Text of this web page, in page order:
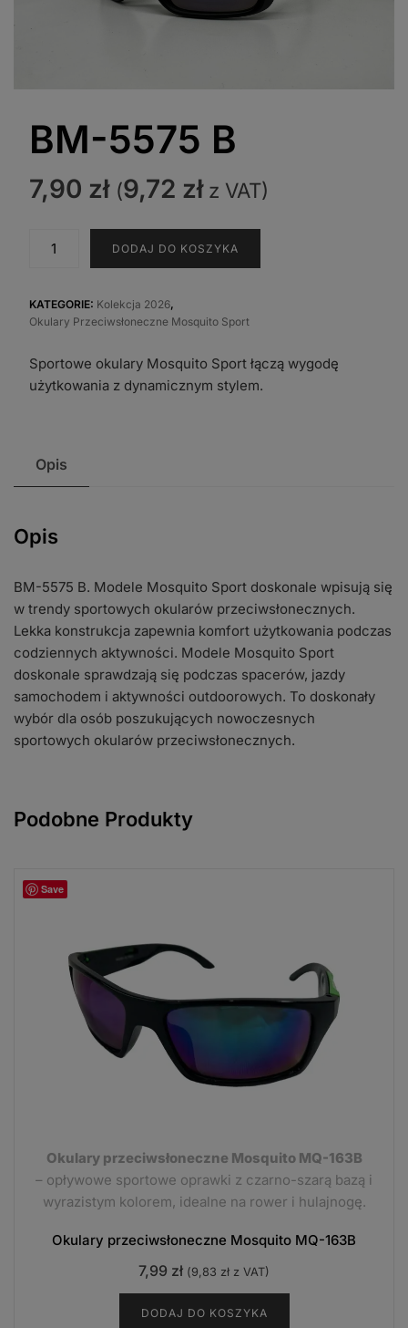
BM-5575 B
7,90 zł (9,72 złz VAT)
B
DODAJ DO KOSZYKA
KATEGORIE: Kolekcja 2026,
Okulary Przeciwsłoneczne Mosquito Sport
Sportowe okulary Mosquito Sport łączą wygodę
użytkowania z dynamicznym stylem.
Opis
Opis
BM-5575 B. Modele Mosquito Sport doskonale wpisują się
w trendy sportowych okularów przeciwsłonecznych.
Lekka konstrukcja zapewnia komfort użytkowania podczas
codziennych aktywności. Modele Mosquito Sport
doskonale sprawdzają się podczas spacerów, jazdy
samochodem i aktywności outdoorowych. To doskonały
wybór dla osób poszukujących nowoczesnych
sportowych okularów przeciwsłonecznych.
Podobne Produkty
Save
Okulary przeciwsłoneczne Mosquito MQ-163B
– opływowe sportowe oprawki z czarno-szarą bazą i
wyrazistym kolorem, idealne na rower i hulajnogę.
Okulary przeciwsłoneczne Mosquito MQ-163B
7,99 zł (9,83 zł z VAT)
DODAJ DO KOSZYKA